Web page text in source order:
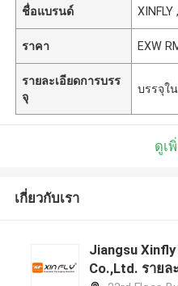
ชื่อแบรนด์ XINFLY
ราคา EXW
รายละเอียดการบรร
จุ
บรรจุใ
ดูเ
เกี่ยวกับเรา
Jiangsu
Co.,Ltd. รายล